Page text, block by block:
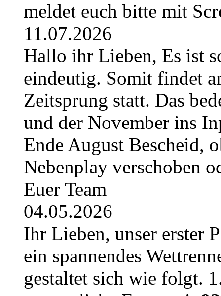
meldet euch bitte mit
11.07.2026
Hallo ihr Lieben, Es ist
eindeutig. Somit findet
Zeitsprung statt. Das
und der November ins
Ende August Bescheid,
Nebenplay verschoben
Euer Team
04.05.2026
Ihr Lieben, unser erster
ein spannendes
gestaltet sich wie folgt.